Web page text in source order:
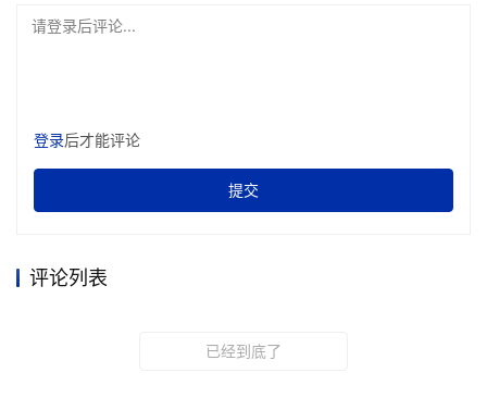
请登录后评论...
登录后才能评论
提交
评论列表
已经到底了